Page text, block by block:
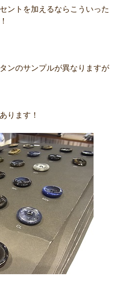
ントを加えるならこういった
ンのサンプルが異なりますが
ります！